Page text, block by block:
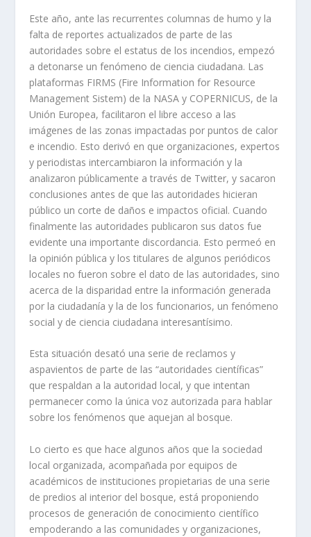
Este año, ante las recurrentes columnas de humo y la
falta de reportes actualizados de parte de las
autoridades sobre el estatus de los incendios, empezó
a detonarse un fenómeno de ciencia ciudadana. Las
plataformas FIRMS (Fire Information for Resource
Management Sistem) de la NASA y COPERNICUS, de la
Unión Europea, facilitaron el libre acceso a las
imágenes de las zonas impactadas por puntos de calor
e incendio. Esto derivó en que organizaciones, expertos
y periodistas intercambiaron la información y la
analizaron públicamente a través de Twitter, y sacaron
conclusiones antes de que las autoridades hicieran
público un corte de daños e impactos oficial. Cuando
finalmente las autoridades publicaron sus datos fue
evidente una importante discordancia. Esto permeó en
la opinión pública y los titulares de algunos periódicos
locales no fueron sobre el dato de las autoridades, sino
acerca de la disparidad entre la información generada
por la ciudadanía y la de los funcionarios, un fenómeno
social y de ciencia ciudadana interesantísimo.
Esta situación desató una serie de reclamos y
aspavientos de parte de las “autoridades científicas”
que respaldan a la autoridad local, y que intentan
permanecer como la única voz autorizada para hablar
sobre los fenómenos que aquejan al bosque.
Lo cierto es que hace algunos años que la sociedad
local organizada, acompañada por equipos de
académicos de instituciones propietarias de una serie
de predios al interior del bosque, está proponiendo
procesos de generación de conocimiento científico
empoderando a las comunidades y organizaciones,